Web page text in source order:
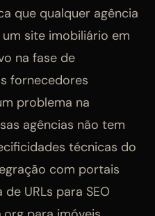
que qualquer agência
site imobiliário em
na fase de
fornecedores
problema na
agências não tem
técnicas do
com portais
URLs para SEO